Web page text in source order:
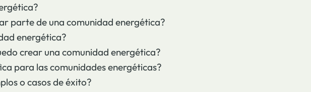
parte de una comunidad energética?
energética?
crear una comunidad energética?
para las comunidades energéticas?
o casos de éxito?